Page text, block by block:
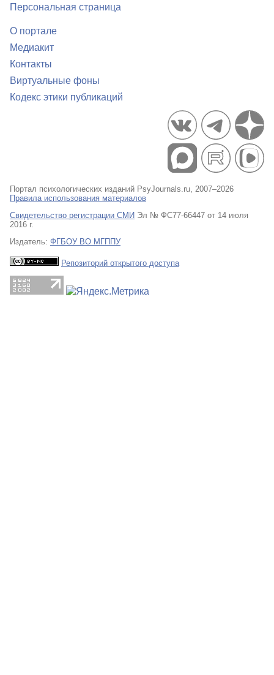
Персональная страница
О портале
Медиакит
Контакты
Виртуальные фоны
Кодекс этики публикаций
Портал психологических изданий PsyJournals.ru, 2007–2026
Правила использования материалов
Свидетельство регистрации СМИ Эл № ФС77-66447 от 14 июля
2016 г.
Издатель: ФГБОУ ВО МГППУ
Репозиторий открытого доступа